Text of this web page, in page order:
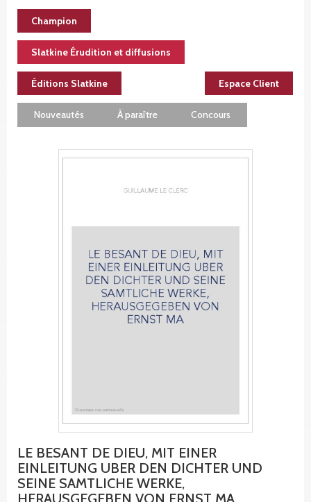
Champion
Slatkine Érudition et diffusions
Éditions Slatkine Espace Client
Nouveautés À paraître Concours
LE BESANT DE DIEU, MIT EINER
EINLEITUNG UBER DEN DICHTER UND
SEINE SAMTLICHE WERKE,
HERAUSGEGEBEN VON ERNST MA